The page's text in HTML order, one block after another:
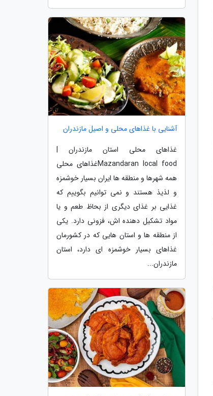
آشنایی با غذاهای محلی و اصیل مازندران
غذاهای محلی استان مازندران |
Mazandaran local foodغذاهای محلی
همه شهرها و منطقه ها ایران بسیار خوشمزه
و لذیذ هستند و نمی توانیم بگوییم که
غذایی بر غذای دیگری از بحاظ طعم و یا
مواد تشکیل دهنده اش، فزونی دارد. یکی
از منطقه ها و استان هایی که در کشورمان
غذاهای بسیار خوشمزه ای دارد، استان
مازندران...